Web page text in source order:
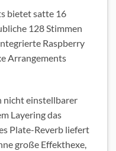
bietet satte 16
128 Stimmen
Raspberry
Arrangements
nicht einstellbarer
Layering das
Plate-Reverb liefert
große Effekthexe,